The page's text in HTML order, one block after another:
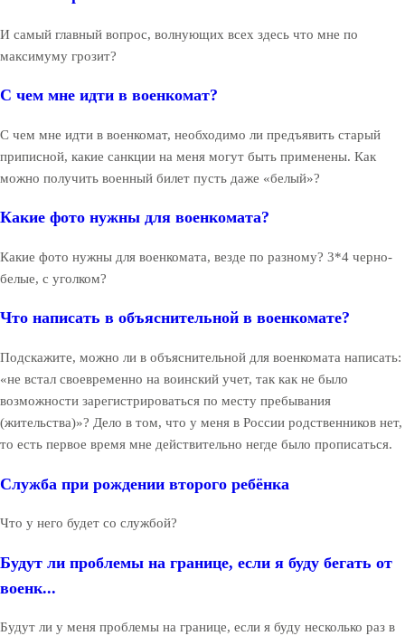
И самый главный вопрос, волнующих всех здесь что мне по
максимуму грозит?
С чем мне идти в военкомат?
С чем мне идти в военкомат, необходимо ли предъявить старый
приписной, какие санкции на меня могут быть применены. Как
можно получить военный билет пусть даже «белый»?
Какие фото нужны для военкомата?
Какие фото нужны для военкомата, везде по разному? 3*4 черно-
белые, с уголком?
Что написать в объяснительной в военкомате?
Подскажите, можно ли в объяснительной для военкомата написать:
«не встал своевременно на воинский учет, так как не было
возможности зарегистрироваться по месту пребывания
(жительства)»? Дело в том, что у меня в России родственников нет,
то есть первое время мне действительно негде было прописаться.
Служба при рождении второго ребёнка
Что у него будет со службой?
Будут ли проблемы на границе, если я буду бегать от
военк...
Будут ли у меня проблемы на границе, если я буду несколько раз в